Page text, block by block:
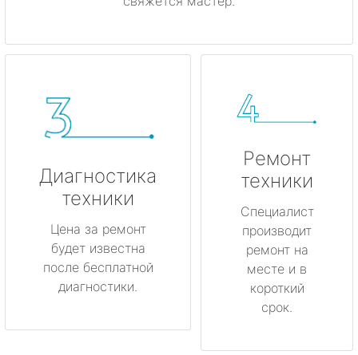
Диагностика
техники
Цена за ремонт
будет известна
после бесплатной
диагностики.
Ремонт
техники
Специалист
производит
ремонт на
месте и в
короткий
срок.